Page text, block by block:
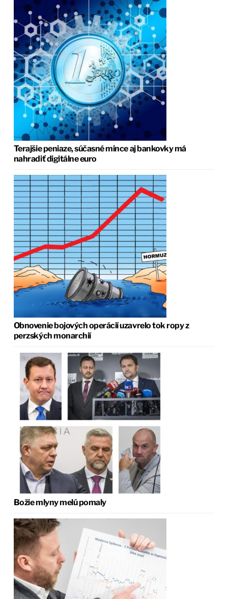
Terajšie peniaze, súčasné mince aj bankovky má
nahradiť digitálne euro
Obnovenie bojových operácií uzavrelo tok ropy z
perzských monarchií
Božie mlyny melú pomaly